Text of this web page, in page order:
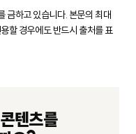
금하고 있습니다. 본문의 최대
할 경우에도반드시 출처를 표
텐츠를